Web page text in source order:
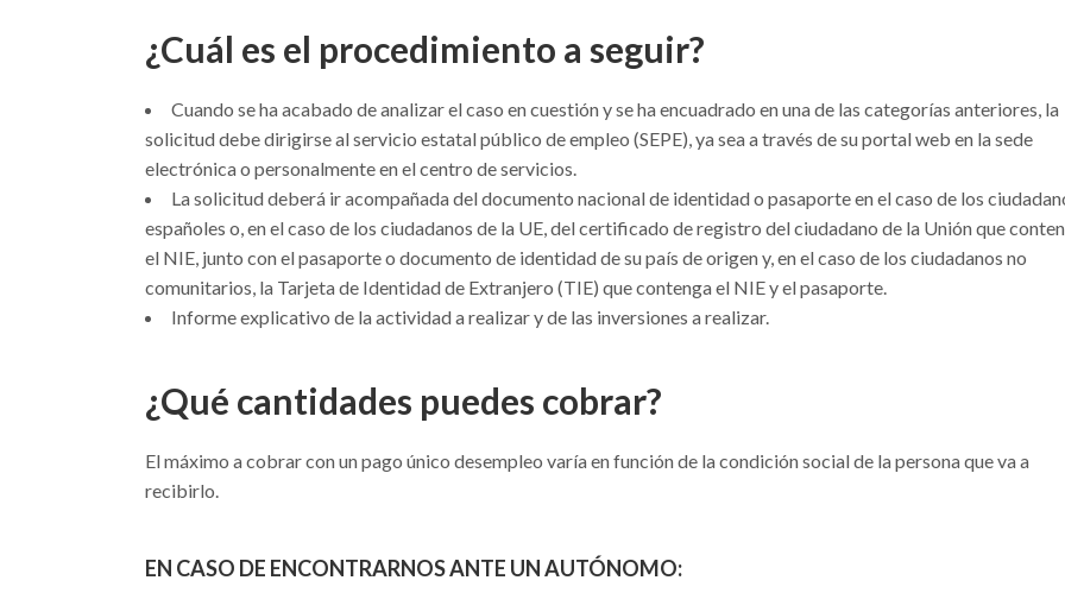
¿Cuál es el procedimiento a seguir?
Cuando se ha acabado de analizar el caso en cuestión y se ha encuadrado en una de las categorías anteriores, la
solicitud debe dirigirse al servicio estatal público de empleo (SEPE), ya sea a través de su portal web en la sede
electrónica o personalmente en el centro de servicios.
La solicitud deberá ir acompañada del documento nacional de identidad o pasaporte en el caso de los
españoles o, en el caso de los ciudadanos de la UE, del certificado de registro del ciudadano de la Unión que
el NIE, junto con el pasaporte o documento de identidad de su país de origen y, en el caso de los ciudadanos no
comunitarios, la Tarjeta de Identidad de Extranjero (TIE) que contenga el NIE y el pasaporte.
Informe explicativo de la actividad a realizar y de las inversiones a realizar.
¿Qué cantidades puedes cobrar?
El máximo a cobrar con un pago único desempleo varía en función de la condición social de la persona que va a
recibirlo.
EN CASO DE ENCONTRARNOS ANTE UNAUTÓNOMO: